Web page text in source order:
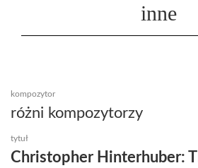
inne
kompozytor
różni kompozytorzy
tytuł
Christopher Hinterhuber: